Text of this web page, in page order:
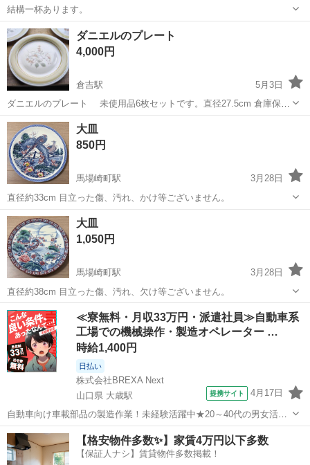
結構一杯あります。
鳥取 米子市 小皿
ダニエルのプレート
4,000円
倉吉駅
5月3日
ダニエルのプレート 未使用品6枚セットです。直径27.5cm 倉庫保管
のため外箱は状態良くないですが、プレートは綺麗です。 まだまだコ
ップや皿が沢山あります。欲しい物があれば問合せ下さい。
鳥取 倉吉市 倉吉駅
大皿
850円
馬場崎町駅
3月28日
直径約33cm 目立った傷、汚れ、かけ等ございません。
鳥取 境港市 馬場崎町駅
大皿
1,050円
馬場崎町駅
3月28日
直径約38cm 目立った傷、汚れ、欠け等ございません。
鳥取 境港市 馬場崎町駅 食器 大皿
≪寮無料・月収33万円・派遣社員≫自動車系
工場での機械操作・製造オペレーター …
時給1,400円
日払い
株式会社BREXA Next
山口県 大歳駅
提携サイト 4月17日
自動車向け車載部品の製造作業！未経験活躍中★20～40代の男女活躍
中！友達同士での応募OK！備品付きワンルーム寮費無料！赴任旅費会
社負担！生活支援物資事前対応可◎格安食堂利用可！年間休日135日
♪《山口県山口市》 人気の工...
山口 山口市 大歳駅 その他
【格安物件多数✨】家賃4万円以下多数
【保証人ナシ】賃貸物件多数掲載！